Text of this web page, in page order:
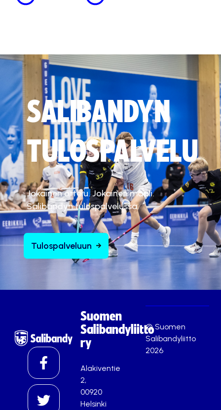
SALIBANDYN
TULOSPALVELU
Jokainen ottelu. Jokainen maali.
Salibandyn tulospalvelussa.
Tulospalveluun
Suomen
Salibandyliitto
ry
Alakiventie
2,
00920
Helsinki
© Suomen
Salibandyliitto
2026